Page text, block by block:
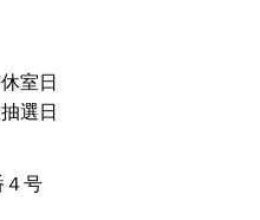
室日
選日
４号